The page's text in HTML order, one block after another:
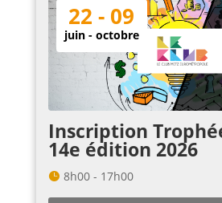
22 - 09
juin - octobre
Inscription
14e édition 2026
8h00 - 17h00